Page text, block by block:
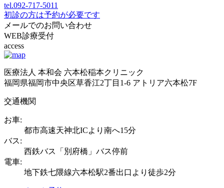
tel.092-717-5011
初診の方は予約が必要です
メールでのお問い合わせ
WEB診療受付
access
医療法人 本和会 六本松稲本クリニック
福岡県福岡市中央区草香江2丁目1-6 アトリア六本松7F
交通機関
お車:
都市高速天神北ICより南へ15分
バス:
西鉄バス「別府橋」バス停前
電車:
地下鉄七隈線六本松駅2番出口より徒歩2分